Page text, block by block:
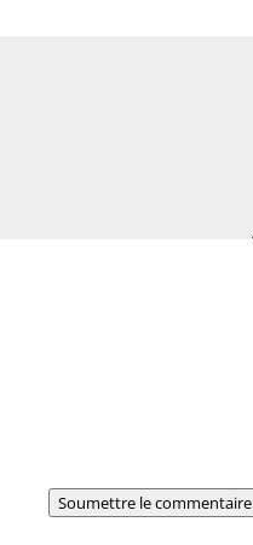
Soumettre le commentaire